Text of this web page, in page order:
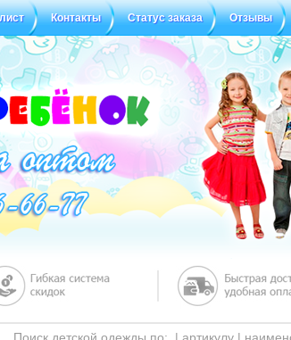
Контакты Статус заказа Отзывы